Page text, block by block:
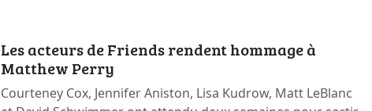
Les acteurs de Friends rendent hommage à
Matthew Perry
Courteney Cox, Jennifer Aniston, Lisa Kudrow, Matt LeBlanc